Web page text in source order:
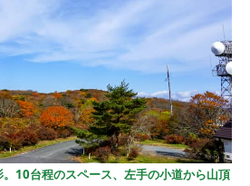
10台程のスペース、左手の小道から山頂